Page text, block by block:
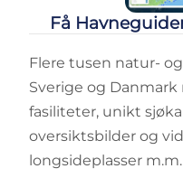
Få
Flere tusen natur-
Sverige og
fasiliteter, unikt
oversiktsbilder og
longsideplasser